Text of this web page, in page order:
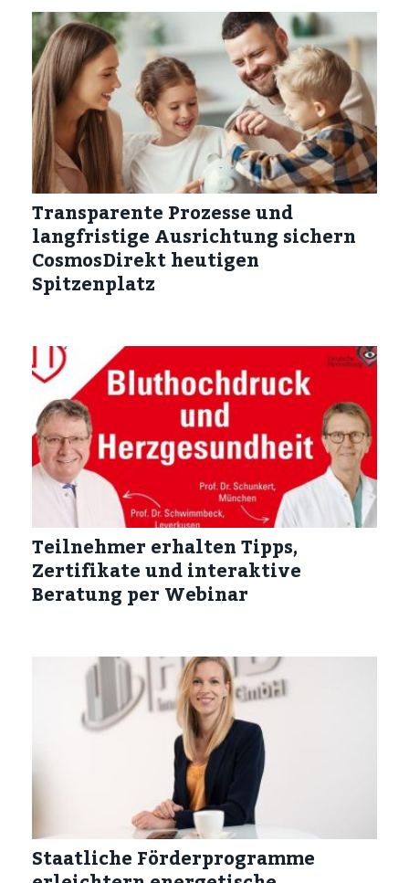
Transparente Prozesse und
langfristige Ausrichtung sichern
CosmosDirekt heutigen
Spitzenplatz
Teilnehmer erhalten Tipps,
Zertifikate und interaktive
Beratung per Webinar
Staatliche Förderprogramme